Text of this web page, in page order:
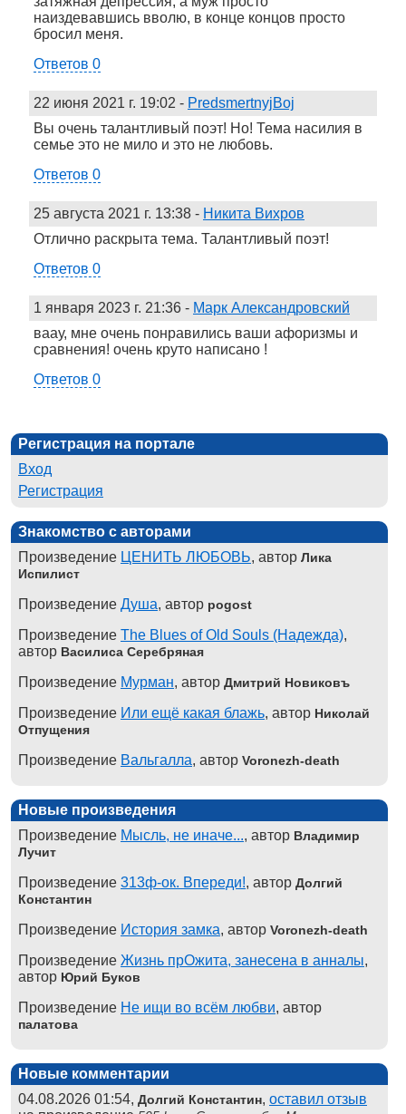
наиздевавшись вволю, в конце концов просто
бросил меня.
Ответов 0
22 июня 2021 г. 19:02 - PredsmertnyjBoj
Вы очень талантливый поэт! Но! Тема насилия в
семье это не мило и это не любовь.
Ответов 0
25 августа 2021 г. 13:38 - Никита Вихров
Отлично раскрыта тема. Талантливый поэт!
Ответов 0
1 января 2023 г. 21:36 - Марк Александровский
ваау, мне очень понравились ваши афоризмы и
сравнения! очень круто написано !
Ответов 0
Регистрация на портале
Вход
Регистрация
Знакомство с авторами
Произведение ЦЕНИТЬ ЛЮБОВЬ, автор Лика
Испилист
Произведение Душа, автор pogost
Произведение The Blues of Old Souls (Надежда),
автор Василиса Серебряная
Произведение Мурман, автор Дмитрий Новиковъ
Произведение Или ещё какая блажь, автор Николай
Отпущения
Произведение Вальгалла, автор Voronezh-death
Новые произведения
Произведение Мысль, не иначе..., автор Владимир
Лучит
Произведение 313ф-ок. Впереди!, автор Долгий
Константин
Произведение История замка, автор Voronezh-death
Произведение Жизнь прОжита, занесена в анналы,
автор Юрий Буков
Произведение Не ищи во всём любви, автор
палатова
Новые комментарии
04.08.2026 01:54, Долгий Константин, оставил отзыв